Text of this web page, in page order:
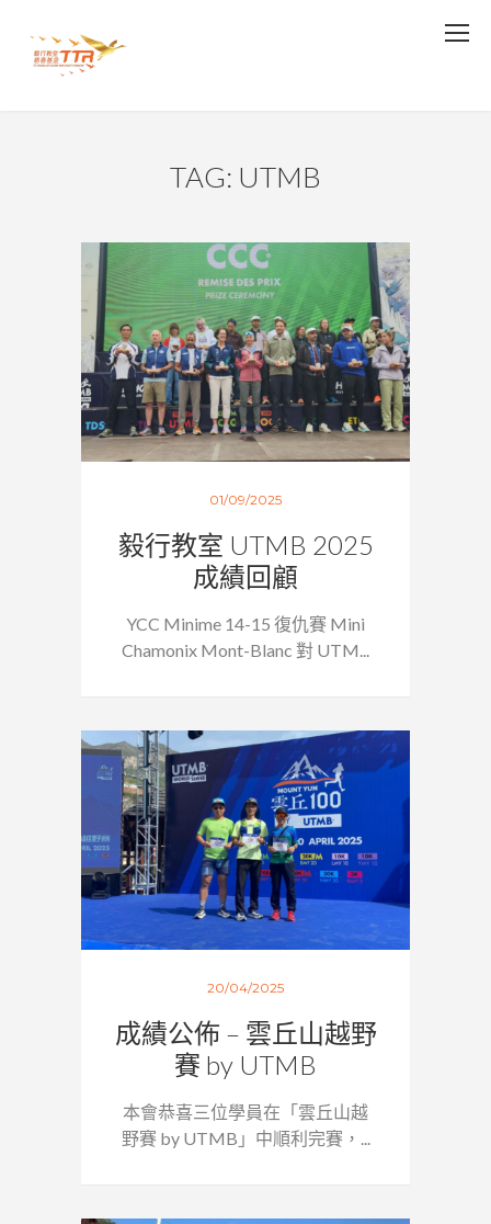
TAG: UTMB
01/09/2025
毅行教室 UTMB 2025
成績回顧
YCC Minime 14-15 復仇賽 Mini
Chamonix Mont-Blanc 對 UTM...
20/04/2025
成績公佈 – 雲丘山越野
賽 by UTMB
本會恭喜三位學員在「雲丘山越
野賽 by UTMB」中順利完賽，...